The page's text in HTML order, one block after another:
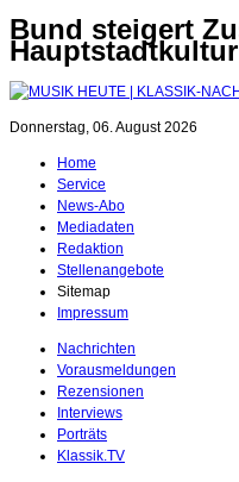
Bund steigert
Donnerstag, 06. August 2026
Home
Service
News-Abo
Mediadaten
Redaktion
Stellenangebote
Sitemap
Impressum
Nachrichten
Vorausmeldungen
Rezensionen
Interviews
Porträts
Klassik.TV